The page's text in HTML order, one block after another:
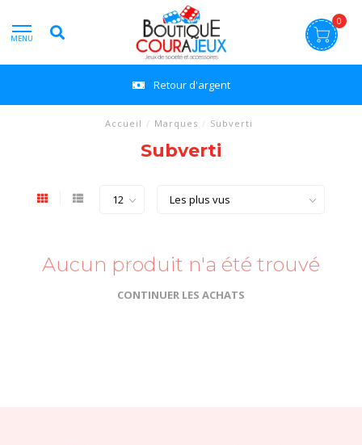
MENU
0
Retour d'argent
Accueil / Marques / Subverti
Subverti
Aucun produit n'a été trouvé
CONTINUER LES ACHATS